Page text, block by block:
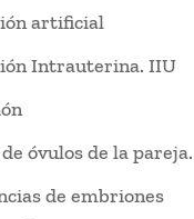
artificial
Intrauterina. IIU
óvulos de la
de embriones